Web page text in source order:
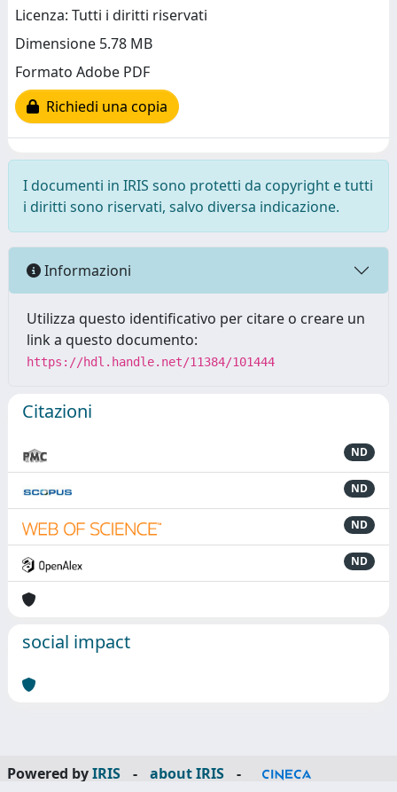
Licenza: Tutti i diritti riservati
Dimensione 5.78 MB
Formato Adobe PDF
Richiedi una copia
I documenti in IRIS sono protetti da copyright e tutti
i diritti sono riservati, salvo diversa indicazione.
Informazioni
Utilizza questo identificativo per citare o creare un
link a questo documento:
https://hdl.handle.net/11384/101444
Citazioni
ND
ND
ND
ND
social impact
Powered byIRIS - about IRIS
-